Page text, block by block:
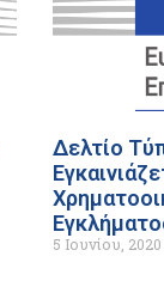
Δελτίο
5 Ιουνίου, 2020